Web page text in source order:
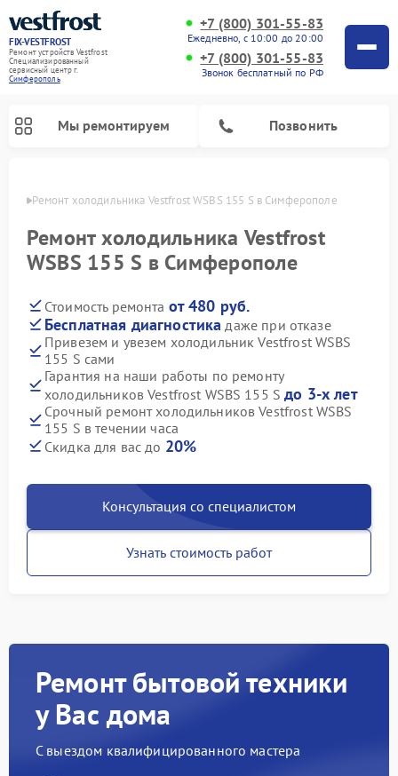
FIX-VESTFROST
Ремонт устройств Vestfrost
Специализированный
cервисный центр г.
Симферополь
+7 (800) 301-55-83
Ежедневно, с 10:00 до 20:00
+7 (800) 301-55-83
Звонок бесплатный по РФ
Мы ремонтируем Позвонить
Ремонт холодильника Vestfrost WSBS 155 S в Симферополе
Ремонт холодильника Vestfrost
WSBS 155 S в Симферополе
Стоимость ремонта от 480 руб.
Бесплатная диагностика даже при отказе
Привезем и увезем холодильник Vestfrost WSBS
155 S сами
Гарантия на наши работы по ремонту
холодильников Vestfrost WSBS 155 Sдо 3-х лет
Срочный ремонт холодильников Vestfrost WSBS
155 S в течении часа
Скидка для вас до 20%
Консультация со специалистом
Узнать стоимость работ
Ремонт бытовой техники
у Вас дома
С выездом квалифицированного мастера